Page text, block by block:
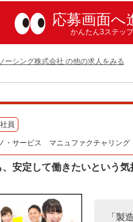
応募画面へ
かんたん3ステップ
ーシング株式会社 の他の求人をみる
員
・サービス マニュファクチャリング
安定して働きたいという
「製